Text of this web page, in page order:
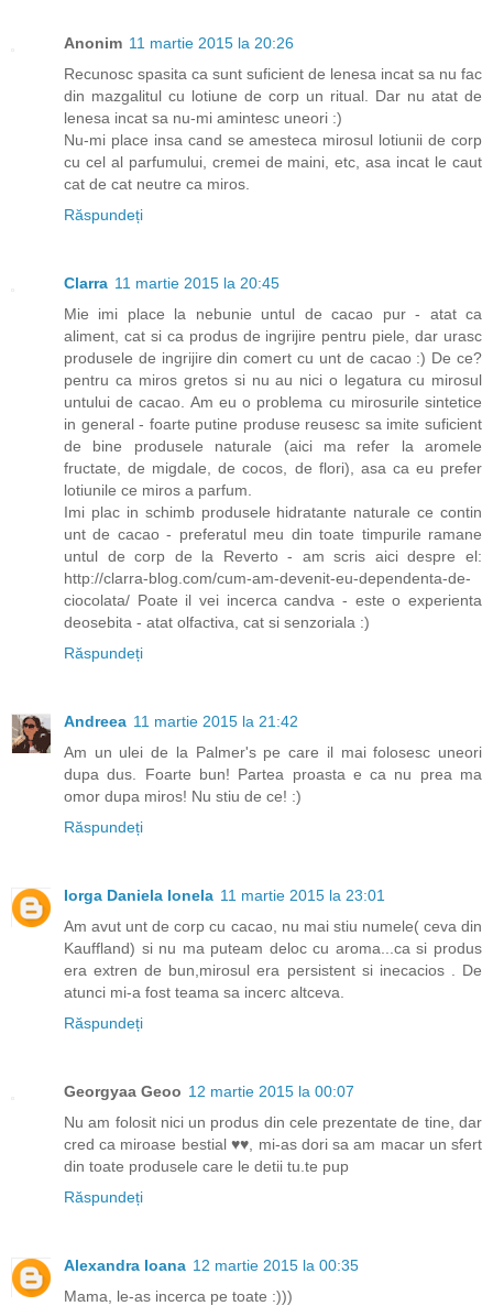
Anonim 11 martie 2015 la 20:26
Recunosc spasita ca sunt suficient de lenesa incat sa nu fac
din mazgalitul cu lotiune de corp un ritual. Dar nu atat de
lenesa incat sa nu-mi amintesc uneori :)
Nu-mi place insa cand se amesteca mirosul lotiunii de corp
cu cel al parfumului, cremei de maini, etc, asa incat le caut
cat de cat neutre ca miros.
Răspundeți
Clarra 11 martie 2015 la 20:45
Mie imi place la nebunie untul de cacao pur - atat ca
aliment, cat si ca produs de ingrijire pentru piele, dar urasc
produsele de ingrijire din comert cu unt de cacao :) De ce?
pentru ca miros gretos si nu au nici o legatura cu mirosul
untului de cacao. Am eu o problema cu mirosurile sintetice
in general - foarte putine produse reusesc sa imite suficient
de bine produsele naturale (aici ma refer la aromele
fructate, de migdale, de cocos, de flori), asa ca eu prefer
lotiunile ce miros a parfum.
Imi plac in schimb produsele hidratante naturale ce contin
unt de cacao - preferatul meu din toate timpurile ramane
untul de corp de la Reverto - am scris aici despre el:
http://clarra-blog.com/cum-am-devenit-eu-dependenta-de-
ciocolata/ Poate il vei incerca candva - este o experienta
deosebita - atat olfactiva, cat si senzoriala :)
Răspundeți
Andreea 11 martie 2015 la 21:42
Am un ulei de la Palmer's pe care il mai folosesc uneori
dupa dus. Foarte bun! Partea proasta e ca nu prea ma
omor dupa miros! Nu stiu de ce! :)
Răspundeți
Iorga Daniela Ionela 11 martie 2015 la 23:01
Am avut unt de corp cu cacao, nu mai stiu numele( ceva din
Kauffland) si nu ma puteam deloc cu aroma...ca si produs
era extren de bun,mirosul era persistent si inecacios . De
atunci mi-a fost teama sa incerc altceva.
Răspundeți
Georgyaa Geoo 12 martie 2015 la 00:07
Nu am folosit nici un produs din cele prezentate de tine, dar
cred ca miroase bestial ♥♥, mi-as dori sa am macar un sfert
din toate produsele care le detii tu.te pup
Răspundeți
Alexandra Ioana 12 martie 2015 la 00:35
Mama, le-as incerca pe toate :)))